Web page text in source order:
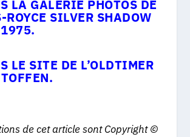
LA GALERIE PHOTOS DE
ROYCE SILVER SHADOW
LE SITE DE L’OLDTIMER
de cet article sont Copyright ©